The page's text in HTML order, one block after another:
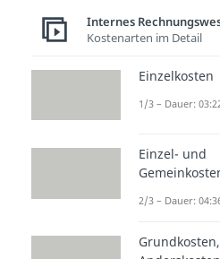
selbst
Beispiel
jederzeit
Mit den
und den
Internes
Kostenarten im Detail
Einzelkosten
1/3 – Dauer:
Einzel- und
2/3 – Dauer:
Grundkosten,